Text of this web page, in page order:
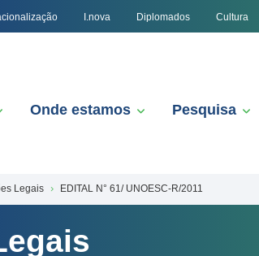
I.nova Diplomados Cultura
Onde estamos Pesquisa
Legais EDITAL N° 61/ UNOESC-R/2011